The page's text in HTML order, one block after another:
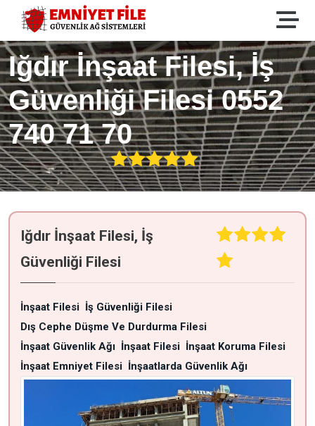
Iğdır İnşaat Filesi, İş
Güvenliği Filesi 0552
740 71 70
Iğdır İnşaat Filesi, İş
Güvenliği Filesi
İnşaat Filesi İş Güvenliği Filesi
Dış Cephe Düşme Ve Durdurma Filesi
İnşaat Güvenlik Ağı İnşaat Filesi İnşaat Koruma Filesi
İnşaat Emniyet Filesi İnşaatlarda Güvenlik Ağı